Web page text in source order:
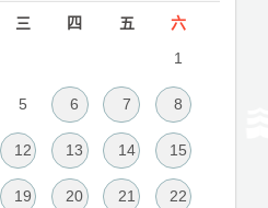
三 四 五
六
1
5 6 7 8
12 13 14 15
19 20 21 22